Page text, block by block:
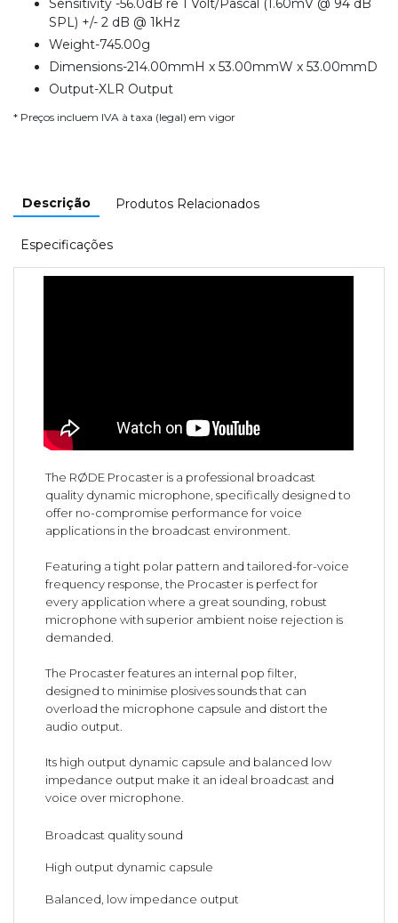
Sensitivity -56.0dB re 1 Volt/Pascal (1.60mV @ 94 dB
SPL) +/- 2 dB @ 1kHz
Weight-745.00g
Dimensions-214.00mmH x 53.00mmW x 53.00mmD
Output-XLR Output
* Preços incluem IVA à taxa (legal) em vigor
Descrição Produtos Relacionados
Especificações
The RØDE Procaster is a professional broadcast
quality dynamic microphone, specifically designed to
offer no-compromise performance for voice
applications in the broadcast environment.
Featuring a tight polar pattern and tailored-for-voice
frequency response, the Procaster is perfect for
every application where a great sounding, robust
microphone with superior ambient noise rejection is
demanded.
The Procaster features an internal pop filter,
designed to minimise plosives sounds that can
overload the microphone capsule and distort the
audio output.
Its high output dynamic capsule and balanced low
impedance output make it an ideal broadcast and
voice over microphone.
Broadcast quality sound
High output dynamic capsule
Balanced, low impedance output